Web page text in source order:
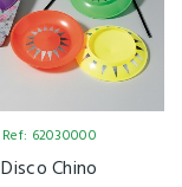
Ref: 62030000
Disco Chino